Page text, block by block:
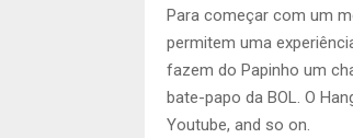
Para começar com um
permitem uma
fazem do Papinho um
bate-papo da BOL. O
Youtube, and so on.